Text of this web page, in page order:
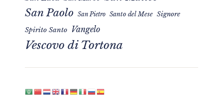
San Paolo San Pietro Santo del Mese Signore
Spirito Santo Vangelo
Vescovo di Tortona